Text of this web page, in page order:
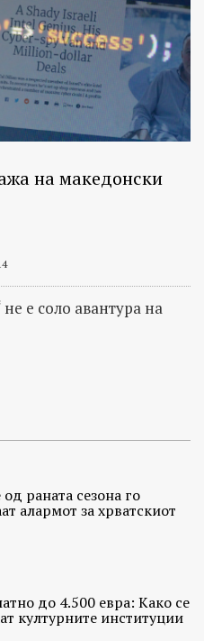
на македонски
е соло авантура на
од раната сезона го
алармот за хрватскиот
до 4.500 евра: Како се
културните институции